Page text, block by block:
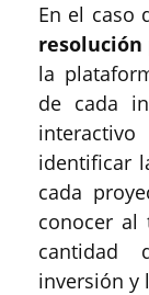
En el caso
la
de cada
identificar
cada
conocer al
cantidad
inversión y